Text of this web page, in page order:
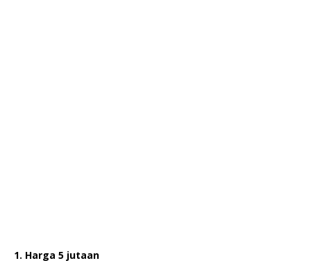
1. Harga 5 jutaan